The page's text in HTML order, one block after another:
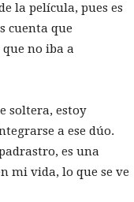
la película, pues es
cuenta que
no iba a
soltera, estoy
a ese dúo.
es una
mi vida, lo que se ve